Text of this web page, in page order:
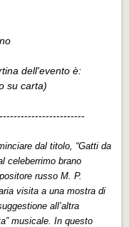
dell'evento è:
su carta)
dal titolo, “Gatti da
celeberrimo brano
russo M. P.
visita a una mostra di
all’altra
musicale. In questo